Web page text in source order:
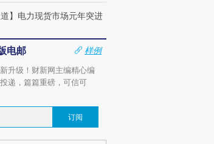
道】电力现货市场元年突进
电邮
样例
升级！财新网主编精心编
递，篇篇重磅，可信可
订阅